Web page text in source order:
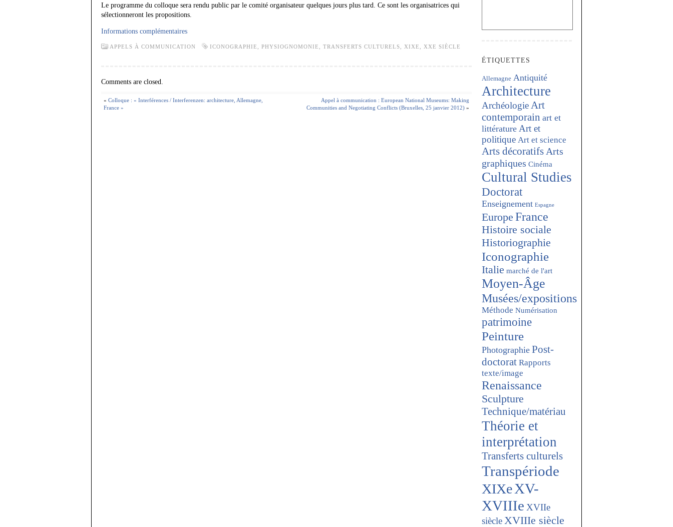
Le programme du colloque sera rendu public par le comité organisateur quelques jours plus tard. Ce sont les organisatrices qui
sélectionneront les propositions.
Informations complémentaires
APPELS À COMMUNICATION ICONOGRAPHIE PHYSIOGNOMONIE TRANSFERTS CULTURELS XIXE XXE SIÈCLE
Comments are closed.
« Colloque : « Interférences / Interferenzen: architecture, Allemagne,
France »
Appel à communication : European National Museums: Making
Communities and Negotiating Conflicts (Bruxelles, 25 janvier 2012) »
ÉTIQUETTES
Allemagne Antiquité
Architecture
Archéologie Art
contemporain art et
littérature Art et
politique Art et science
Arts décoratifs Arts
graphiques Cinéma
Cultural Studies
Doctorat
Enseignement Espagne
Europe France
Histoire sociale
Historiographie
Iconographie
Italie marché de l'art
Moyen-Âge
Musées/expositions
Méthode Numérisation
patrimoine
Peinture
Photographie Post-
doctorat Rapports
texte/image
Renaissance
Sculpture
Technique/matériau
Théorie et
interprétation
Transferts culturels
Transpériode
XIXeXV-
XVIIIe XVIIe
siècleXVIIIe siècle